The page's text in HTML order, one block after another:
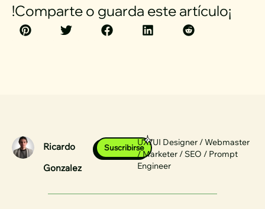
!Comparte o guarda este artículo¡
Ricardo
Gonzalez
SuscribirseUX/UI Designer / Webmaster
/ Marketer / SEO / Prompt
Engineer